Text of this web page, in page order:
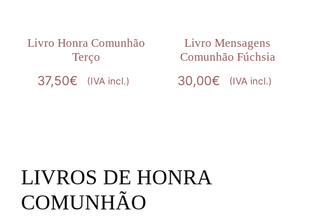
Livro Honra Comunhão
Terço
37,50€ (IVA incl.)
Livro Mensagens
Comunhão Fúchsia
30,00€ (IVA incl.)
LIVROS DE HONRA
COMUNHÃO